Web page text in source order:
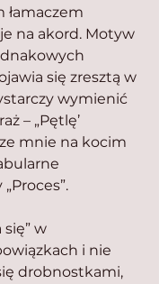
łamaczem
na akord. Motyw
się zresztą w
wymienić
– „Pętlę’
mnie na kocim
„Proces”.
się” w
i nie
drobnostkami,